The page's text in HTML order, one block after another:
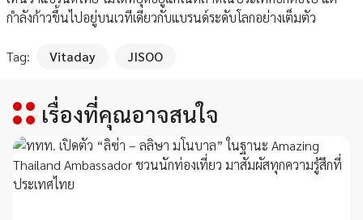
กำลังก้าวขึ้นไปอยู่บนเวทีเดียวกับแบรนด์ระดับโลกอย่างเต็มตัว
Tag: Vitaday JISOO
เรื่องที่คุณอาจสนใจ